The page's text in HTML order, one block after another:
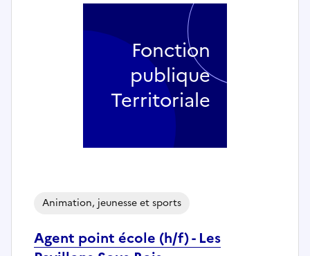
Agent point école (h/f) - Les
Animation, jeunesse et sports
Fonction
publique
Territoriale